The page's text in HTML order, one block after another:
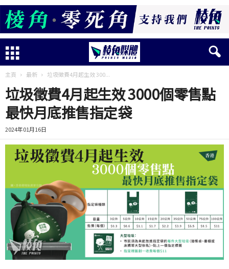
主頁 最新 垃圾徵費4月起生效 300...
垃圾徵費4月起生效 3000個零售點
最快月底推售指定袋
2024年01月16日